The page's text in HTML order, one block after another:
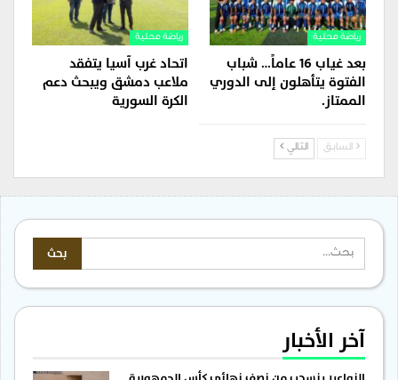
رياضة محلية
بعد غياب 16 عاماً… شباب
الفتوة يتأهلون إلى الدوري
الممتاز.
رياضة محلية
اتحاد غرب آسيا يتفقد
ملاعب دمشق ويبحث دعم
الكرة السورية
السابق التالي
آخر الأخبار